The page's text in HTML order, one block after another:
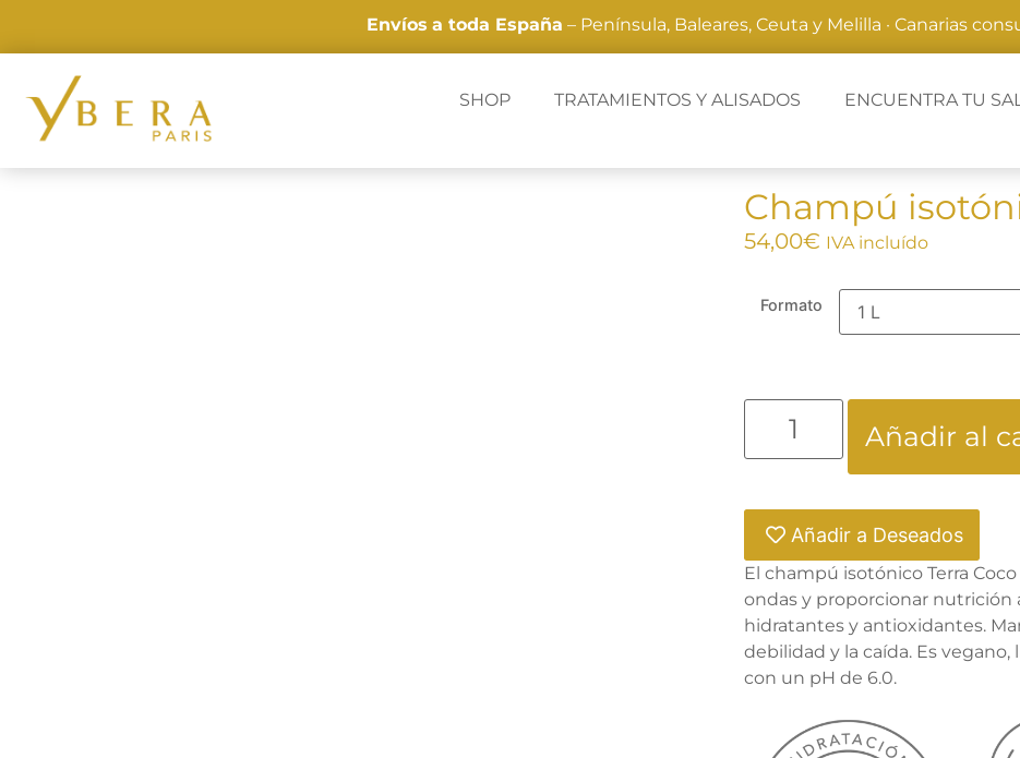
Envíos a toda España – Península, Baleares, Ceuta y Melilla · Canarias
SHOP TRATAMIENTOS Y ALISADOS ENCUENTRA TU
Champú
54,00€ IVA incluído
Formato
Añadir al
Añadir a Deseados
El champú isotónico Terra
ondas y proporcionar nutrición
hidratantes y antioxidantes.
debilidad y la caída. Es
con un pH de 6.0.